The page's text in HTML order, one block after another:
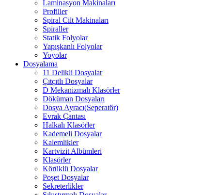
Laminasyon Makinaları
Profiller
Spiral Cilt Makinaları
Spiraller
Statik Folyolar
Yapışkanlı Folyolar
Yoyolar
Dosyalama
11 Delikli Dosyalar
Çıtçıtlı Dosyalar
D Mekanizmalı Klasörler
Döküman Dosyaları
Dosya Ayracı(Seperatör)
Evrak Çantası
Halkalı Klasörler
Kademeli Dosyalar
Kalemlikler
Kartvizit Albümleri
Klasörler
Körüklü Dosyalar
Poşet Dosyalar
Sekreterlikler